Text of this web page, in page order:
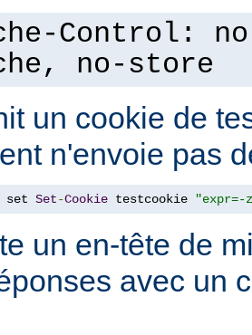
Control:
no-store
un cookie de
n'envoie pas
set Set-Cookie testcookie "expr=-
un en-tête de
avec un